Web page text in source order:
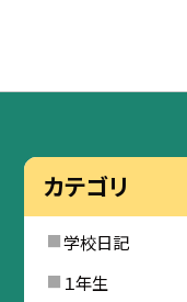
カテゴリ
学校日記
１年生